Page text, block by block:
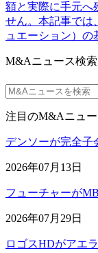
額と実際に手元へ
せん。本記事では
ュエーション）の
M&Aニュース検索
注目のM&Aニュー
デンソーが完全子
2026年07月13日
フューチャーが
2026年07月29日
ロゴスHDがアエ